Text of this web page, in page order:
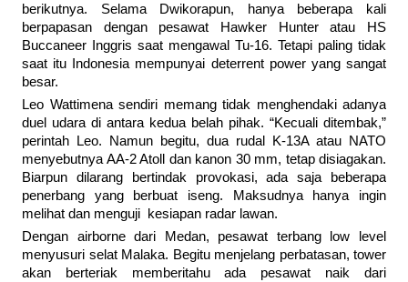
berikutnya. Selama Dwikorapun, hanya beberapa kali
berpapasan dengan pesawat Hawker Hunter atau HS
Buccaneer Inggris saat mengawal Tu-16. Tetapi paling tidak
saat itu Indonesia mempunyai deterrent power yang sangat
besar.
Leo Wattimena sendiri memang tidak menghendaki adanya
duel udara di antara kedua belah pihak. “Kecuali ditembak,”
perintah Leo. Namun begitu, dua rudal K-13A atau NATO
menyebutnya AA-2 Atoll dan kanon 30 mm, tetap disiagakan.
Biarpun dilarang bertindak provokasi, ada saja beberapa
penerbang yang berbuat iseng. Maksudnya hanya ingin
melihat dan menguji kesiapan radar lawan.
Dengan airborne dari Medan, pesawat terbang low level
menyusuri selat Malaka. Begitu menjelang perbatasan, tower
akan berteriak memberitahu ada pesawat naik dari